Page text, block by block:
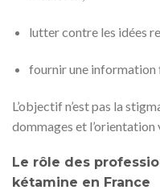
lutter contre les idées
fournir une information
L’objectif n’est pas la
dommages et l’orientation
Le rôle des
kétamine en France